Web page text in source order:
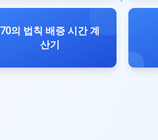
70의 법칙 배증 시간 계
산기